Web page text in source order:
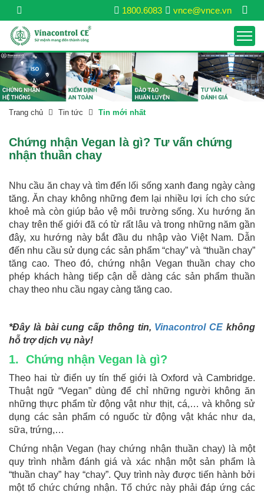
vnce@vnce.vn
1800.6083
Trang chủ Tin tức Tin mới nhất
Chứng nhận Vegan là gì? Tư vấn chứng
nhận thuần chay
Nhu cầu ăn chay và tìm đến lối sống xanh đang ngày càng
tăng. Ăn chay không những đem lại nhiều lợi ích cho sức
khoẻ mà còn giúp bảo vệ môi trường sống. Xu hướng ăn
chay trên thế giới đã có từ rất lâu và trong những năm gần
đây, xu hướng này bắt đầu du nhập vào Việt Nam. Dẫn
đến nhu cầu sử dụng các sản phẩm “chay” và “thuần chay”
tăng cao. Theo đó, chứng nhận Vegan thuần chay cho
phép khách hàng tiếp cận dễ dàng các sản phẩm thuần
chay theo nhu cầu ngay càng tăng cao.
*Đây là bài cung cấp thông tin, Vinacontrol CE không
hỗ trợ dịch vụ này!
1. Chứng nhận Vegan là gì?
Theo hai từ điển uy tín thế giới là Oxford và Cambridge.
Thuật ngữ “Vegan” dùng để chỉ những người không ăn
những thực phẩm từ động vật như thịt, cá,… và không sử
dụng các sản phẩm có nguốc từ động vật khác như da,
sữa, trứng,…
Chứng nhận Vegan (hay chứng nhận thuần chay) là một
quy trình nhằm đánh giá và xác nhận một sản phẩm là
“thuần chay” hay “chay”. Quy trình này được tiến hành bởi
một tổ chức chứng nhận. Tổ chức này phải đáp ứng các